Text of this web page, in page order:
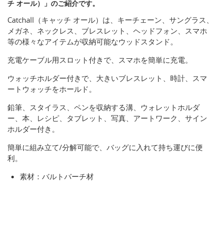
チ オール）」のご紹介です。
Catchall（キャッチ オール）は、キーチェーン、サングラス、
メガネ、ネックレス、ブレスレット、ヘッドフォン、スマホ
等の様々なアイテムが収納可能なウッドスタンド。
充電ケーブル用スロット付きで、スマホを簡単に充電。
ウォッチホルダー付きで、大きいブレスレット、時計、スマ
ートウォッチをホールド。
鉛筆、スタイラス、ペンを収納する溝、ウォレットホルダ
ー、本、レシピ、タブレット、写真、アートワーク、サイン
ホルダー付き。
簡単に組み立て/分解可能で、バッグに入れて持ち運びに便
利。
素材：バルトバーチ材